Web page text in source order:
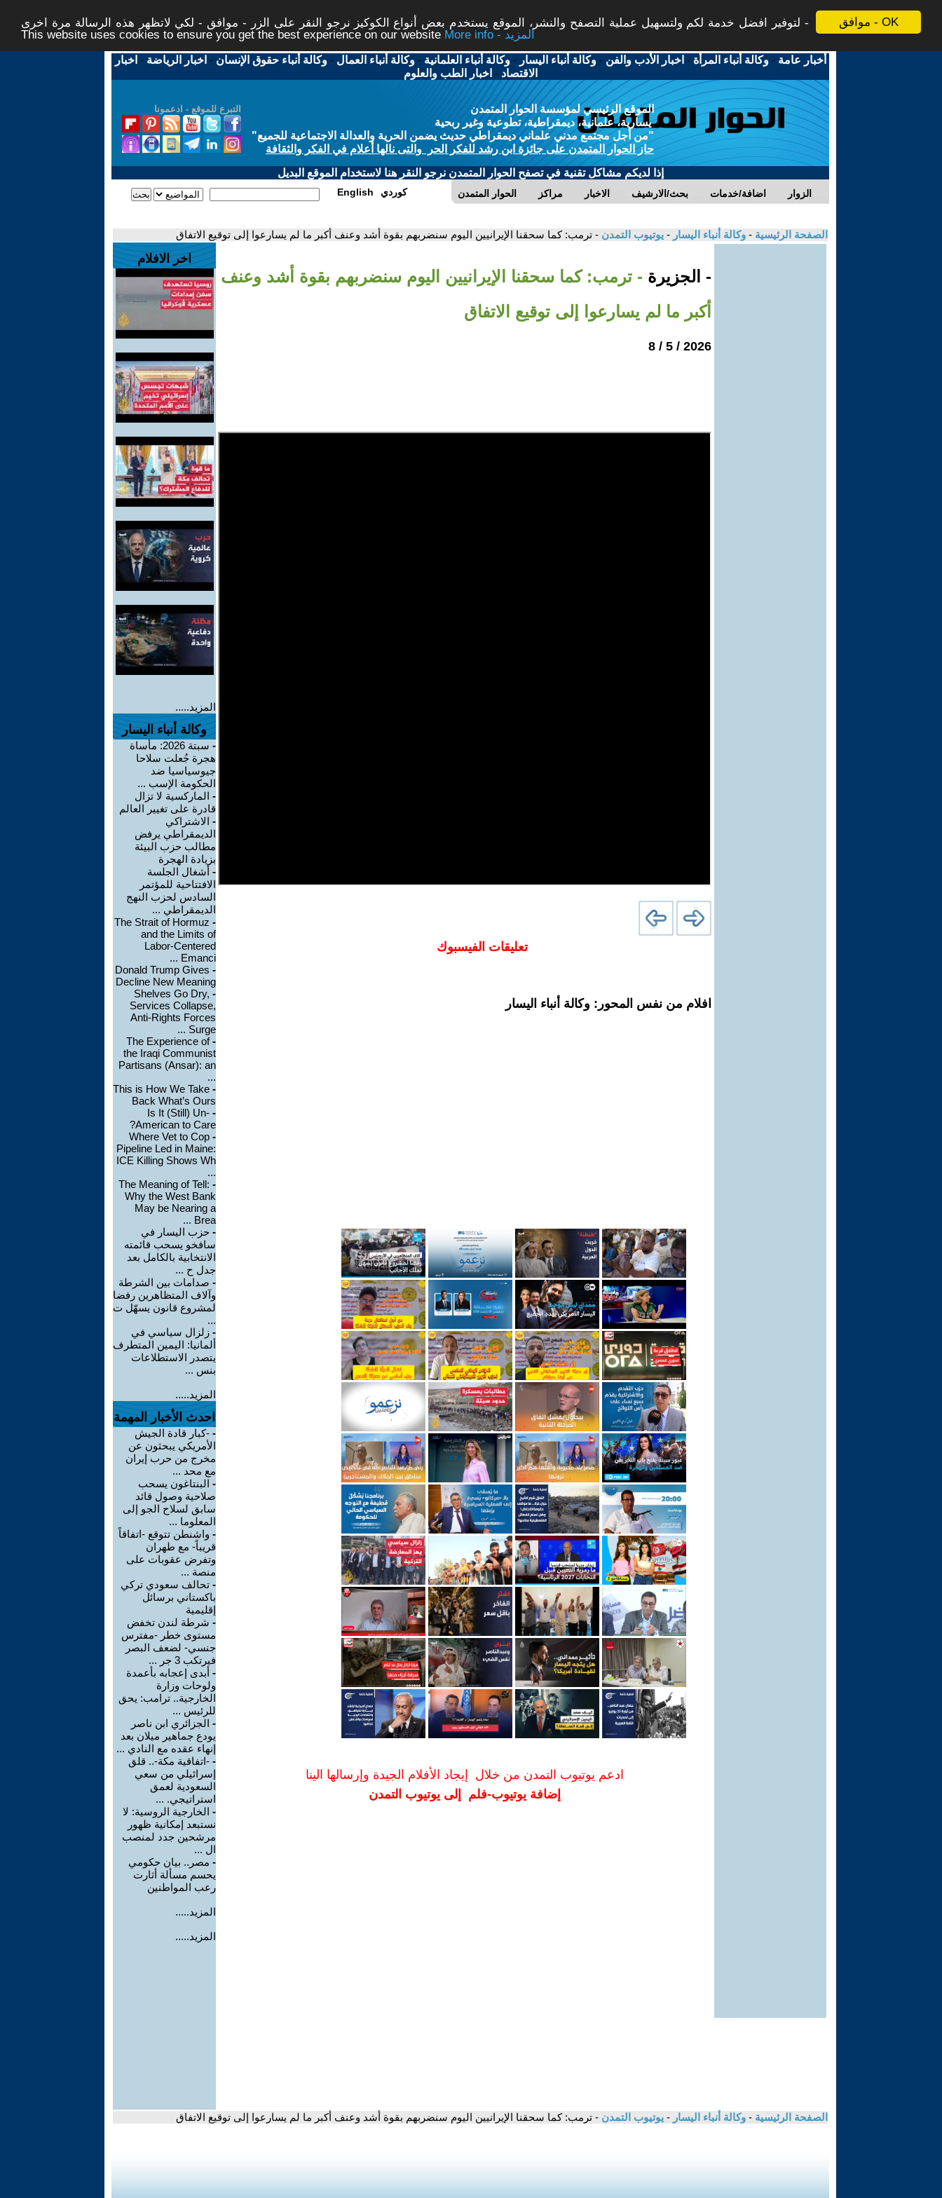
موافق - OK
لتوفير افضل خدمة لكم ولتسهيل عملية التصفح والنشر، الموقع يستخدم بعض أنواع الكوكيز نرجو النقر على الزر - موافق - لكي لاتظهر هذه الرسالة مرة اخرى -
This website uses cookies to ensure you get the best experience on our website
More info - المزيد
أخبار عامة -وكالة أنباء المرأة - اخبار الأدب والفن -وكالة أنباء اليسار -وكالة أنباء العلمانية -وكالة أنباء العمال -وكالة أنباء حقوق الإنسان - اخبار الرياضة - اخبار
الاقتصاد - اخبار الطب والعلوم
التبرع للموقع - ادعمونا
الموقع الرئيسي لمؤسسة الحوار المتمدن
يسارية، علمانية، ديمقراطية، تطوعية وغير ربحية
"من أجل مجتمع مدني علماني ديمقراطي حديث يضمن الحرية والعدالة الاجتماعية للجميع"
حاز الحوار المتمدن على جائزة ابن رشد للفكر الحر والتى نالها أعلام في الفكر والثقافة
إذا لديكم مشاكل تقنية في تصفح الحوار المتمدن نرجو النقر هنا لاستخدام الموقع البديل
الحوار المتمدن مراكز الاخبار بحث/الارشيف اضافة/خدمات الزوار English كوردي
الصفحة الرئيسية - وكالة أنباء اليسار - يوتيوب التمدن - ترمب: كما سحقنا الإيرانيين اليوم سنضربهم بقوة أشد وعنف أكبر ما لم يسارعوا إلى توقيع الاتفاق
- الجزيرة - ترمب: كما سحقنا الإيرانيين اليوم سنضربهم بقوة أشد وعنف
أكبر ما لم يسارعوا إلى توقيع الاتفاق
2026 / 5 / 8
تعليقات الفيسبوك
افلام من نفس المحور: وكالة أنباء اليسار
ادعم يوتيوب التمدن من خلال إيجاد الأفلام الجيدة وإرسالها الينا
إضافة يوتيوب-فلم إلى يوتيوب التمدن
اخر الافلام
المزيد.....
وكالة أنباء اليسار
-
سبتة 2026: مأساة
هجرة جُعلت سلاحا
جيوسياسيا ضد
الحكومة الإسب ...
- الماركسية لا تزال
قادرة على تغيير العالم
- الاشتراكي
الديمقراطي يرفض
مطالب حزب البيئة
بزيادة الهجرة
- أشغال الجلسة
الافتتاحية للمؤتمر
السادس لحزب النهج
الديمقراطي ...
-
The Strait of Hormuz
and the Limits of
Labor-Centered
Emanci ...
-
Donald Trump Gives
Decline New Meaning
-
Shelves Go Dry,
Services Collapse,
Anti-Rights Forces
Surge ...
-
The Experience of
the Iraqi Communist
Partisans (Ansar): an
...
-
This is How We Take
Back What’s Ours
-
Is It (Still) Un-
American to Care?
-
Where Vet to Cop
Pipeline Led in Maine:
ICE Killing Shows Wh
...
-
The Meaning of Tell:
Why the West Bank
May be Nearing a
Brea ...
- حزب اليسار في
سافخو يسحب قائمته
الانتخابية بالكامل بعد
جدل ح ...
- صدامات بين الشرطة
وآلاف المتظاهرين رفضا
لمشروع قانون يسهّل ت
...
- زلزال سياسي في
ألمانيا: اليمين المتطرف
يتصدر الاستطلاعات
بنس ...
المزيد.....
احدث الأخبار المهمة
- -كبار قادة الجيش
الأمريكي يبحثون عن
مخرج من حرب إيران
مع محد ...
- البنتاغون يسحب
صلاحية وصول قائد
سابق لسلاح الجو إلى
المعلوما ...
- واشنطن تتوقع -اتفاقاً
قريباً- مع طهران
وتفرض عقوبات على
منصة ...
- تحالف سعودي تركي
باكستاني برسائل
إقليمية
- شرطة لندن تخفض
مستوى خطر -مفترس
جنسي- لضعف البصر
فيرتكب 3 جر ...
- أبدى إعجابه بأعمدة
ولوحات وزارة
الخارجية.. ترامب: يحق
للرئيس ...
- الجزائري ابن ناصر
يودع جماهير ميلان بعد
إنهاء عقده مع النادي ...
- -اتفاقية مكة-.. قلق
إسرائيلي من سعي
السعودية لعمق
استراتيجي. ...
- الخارجية الروسية: لا
نستبعد إمكانية ظهور
مرشحين جدد لمنصب
ال ...
- مصر.. بيان حكومي
يحسم مسألة أثارت
رعب المواطنين
المزيد.....
المزيد.....
الصفحة الرئيسية - وكالة أنباء اليسار - يوتيوب التمدن - ترمب: كما سحقنا الإيرانيين اليوم سنضربهم بقوة أشد وعنف أكبر ما لم يسارعوا إلى توقيع الاتفاق